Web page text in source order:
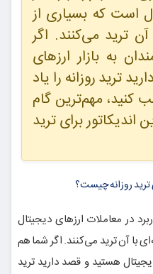
است که بسیاری از
ترید می‌کنند. اگر
به بازار ارزهای
ترید روزانه را یاد
کنید، مهم‌ترین گام
اندیکاتور برای ترید
در معاملات ارزهای دیجیتال
با آن ترید می‌کنند. اگر شما هم
هستید و قصد دارید ترید